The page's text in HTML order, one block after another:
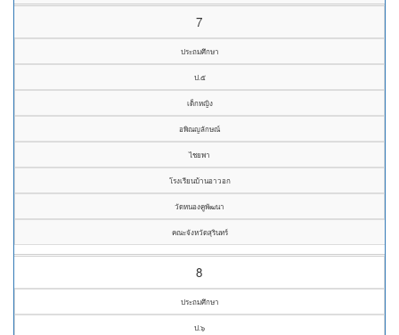
7
ประถมศึกษา
ป.๕
เด็กหญิง
อพิณญลักษณ์
ไชยพา
โรงเรียนบ้านอาวอก
วัดหนองคูพัฒนา
คณะจังหวัดสุรินทร์
8
ประถมศึกษา
ป.๖